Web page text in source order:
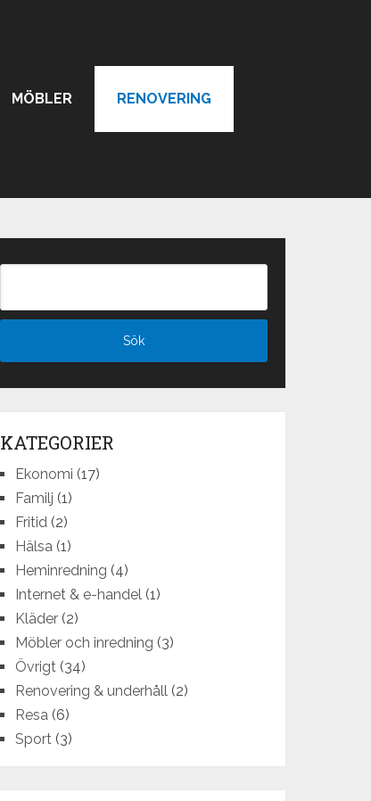
MÖBLER RENOVERING
KATEGORIER
Ekonomi (17)
Familj (1)
Fritid (2)
Hälsa (1)
Heminredning (4)
Internet & e-handel (1)
Kläder (2)
Möbler och inredning (3)
Övrigt (34)
Renovering & underhåll (2)
Resa (6)
Sport (3)